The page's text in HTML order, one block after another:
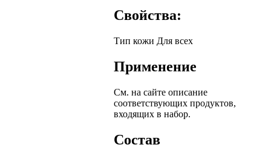
Свойства:
Тип кожи Для всех
Применение
См. на сайте описание
соответствующих продуктов,
входящих в набор.
Состав